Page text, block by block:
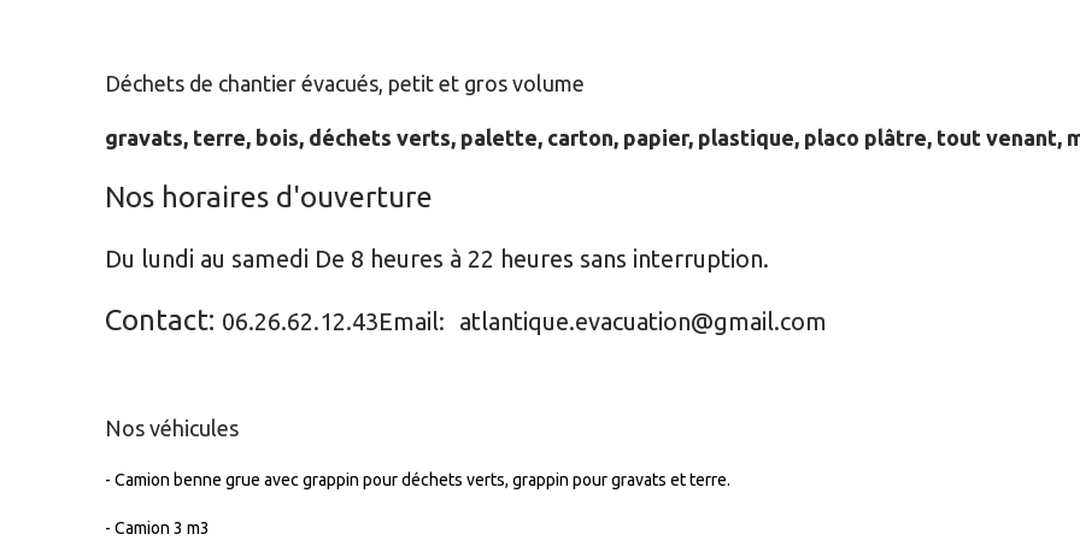
Déchets de chantier évacués, petit et gros volume
gravats, terre, bois, déchets verts, palette, carton, papier, plastique, placo plâtre, tout venant,
Nos horaires d'ouverture
Du lundi au samedi De 8 heures à 22 heures sans interruption.
Contact: 06.26.62.12.43Email: atlantique.evacuation@gmail.com
Nos véhicules
- Camion benne grue avec grappin pour déchets verts, grappin pour gravats et terre.
- Camion 3 m3